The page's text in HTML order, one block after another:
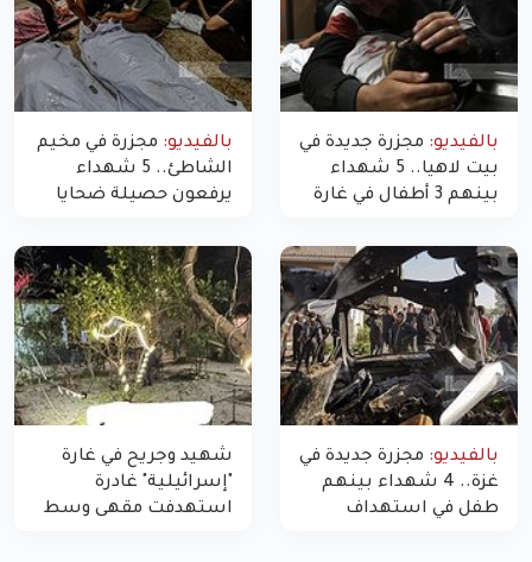
بالفيديو: مجزرة جديدة في
بيت لاهيا.. 5 شهداء
بينهم 3 أطفال في غارة
غزة
بالفيديو: مجزرة في مخيم
الشاطئ.. 5 شهداء
يرفعون حصيلة ضحايا
بالفيديو: مجزرة جديدة في
غزة.. 4 شهداء بينهم
طفل في استهداف
شهيد وجريح في غارة
"إسرائيلية" غادرة
استهدفت مقهى وسط